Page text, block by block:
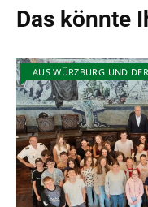
Das könnte
AUS WÜRZBURG UND